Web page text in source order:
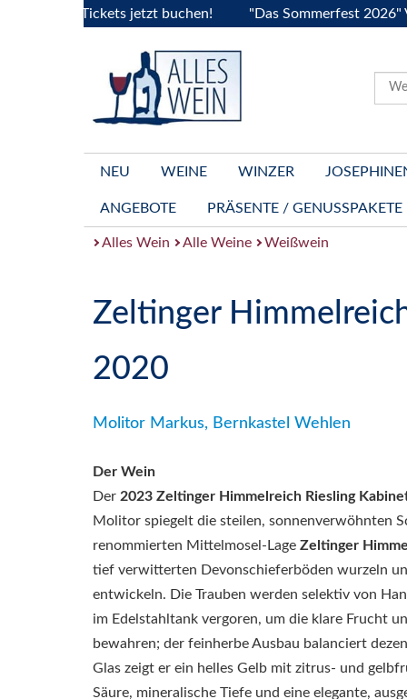
jetzt buchen! "Das Sommerfest 2026"
NEU WEINE WINZER
ANGEBOTE PRÄSENTE / GENUSSPAKETE
Alles Wein Alle Weine Weißwein
Zeltinger
2020
Molitor Markus, Bernkastel Wehlen
Der Wein
Der 2023 Zeltinger Himmelreich Riesling
Molitor spiegelt die steilen, sonnenverwöhnten
renommierten Mittelmosel-Lage Zeltinger
tief verwitterten Devonschieferböden wurzeln
entwickeln. Die Trauben werden selektiv von
im Edelstahltank vergoren, um die klare Frucht
bewahren; der feinherbe Ausbau balanciert
Glas zeigt er ein helles Gelb mit zitrus- und
Säure, mineralische Tiefe und eine elegante,